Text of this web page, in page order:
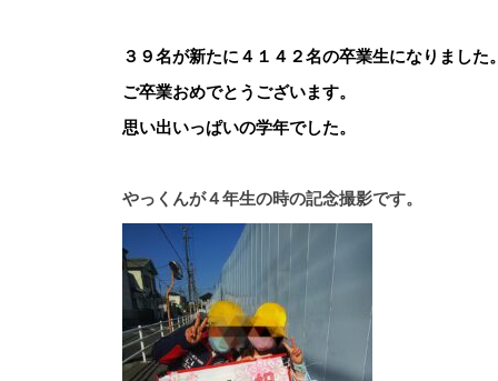
３９名が新たに４１４２名の卒業生になりました
ご卒業おめでとうございます。
思い出いっぱいの学年でした。
やっくんが４年生の時の記念撮影です。